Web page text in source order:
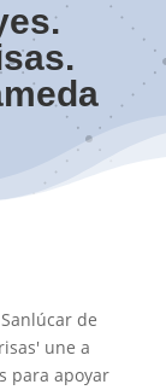
de
une a
para apoyar